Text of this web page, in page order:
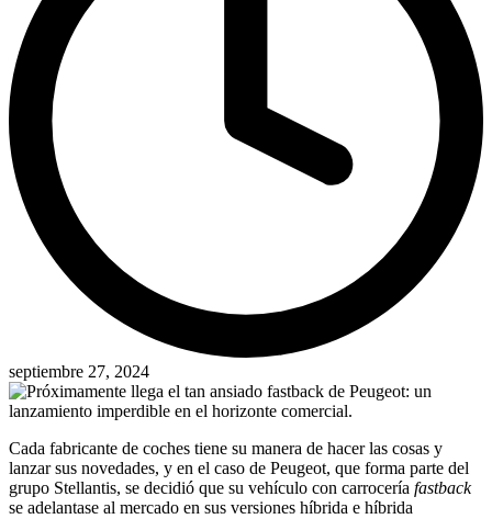
septiembre 27, 2024
Cada fabricante de coches tiene su manera de hacer las cosas y
lanzar sus novedades, y en el caso de Peugeot, que forma parte del
grupo Stellantis, se decidió que su vehículo con carrocería fastback
se adelantase al mercado en sus versiones híbrida e híbrida